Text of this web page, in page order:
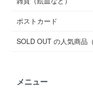
ポストカード
SOLD OUT の人気商品
メニュー